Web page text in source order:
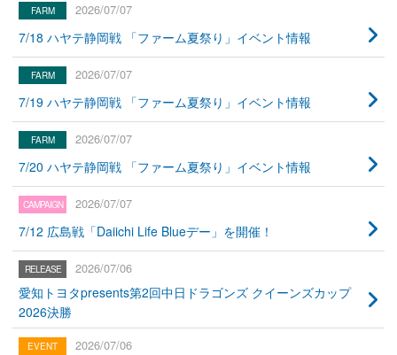
2026/07/07
7/18 ハヤテ静岡戦 「ファーム夏祭り」イベント情報
2026/07/07
7/19 ハヤテ静岡戦 「ファーム夏祭り」イベント情報
2026/07/07
7/20 ハヤテ静岡戦 「ファーム夏祭り」イベント情報
2026/07/07
7/12 広島戦「Daiichi Life Blueデー」を開催！
2026/07/06
愛知トヨタpresents第2回中日ドラゴンズ クイーンズカップ
2026決勝
2026/07/06